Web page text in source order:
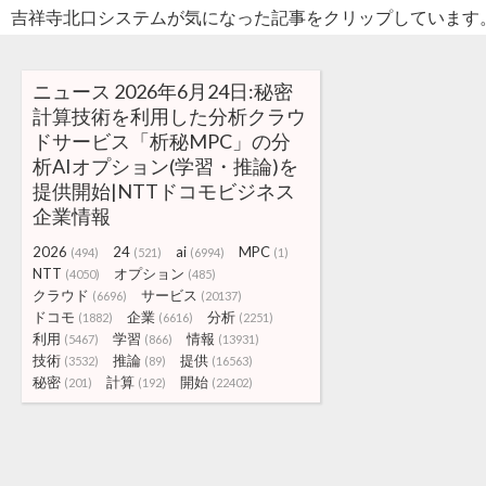
吉祥寺北口システムが気になった記事をクリップしていま
ニュース 2026年6月24日:秘密
計算技術を利用した分析クラウ
ドサービス「析秘MPC」の分
析AIオプション(学習・推論)を
提供開始|NTTドコモビジネス
企業情報
2026 (494) 24 (521) ai (6994) MPC (1)
NTT (4050) オプション (485)
クラウド (6696) サービス (20137)
ドコモ (1882) 企業 (6616) 分析 (2251)
利用 (5467) 学習 (866) 情報 (13931)
技術 (3532) 推論 (89) 提供 (16563)
秘密 (201) 計算 (192) 開始 (22402)